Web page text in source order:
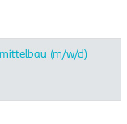
(m/w/d)